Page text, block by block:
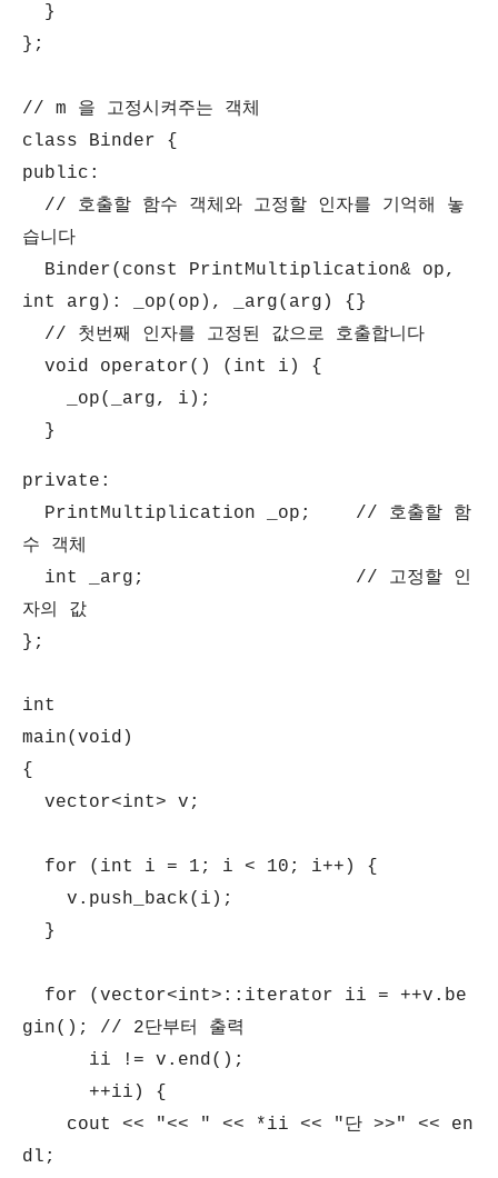
}
};
// m 을 고정시켜주는 객체
class Binder {
public:
// 호출할 함수 객체와 고정할 인자를 기억해 놓
습니다
Binder(const PrintMultiplication& op,
int arg): _op(op), _arg(arg) {}
// 첫번째 인자를 고정된 값으로 호출합니다
void operator() (int i) {
_op(_arg, i);
}
private:
PrintMultiplication _op; // 호출할 함
수 객체
int _arg; // 고정할 인
자의 값
};
int
main(void)
{
vector<int> v;
for (int i = 1; i < 10; i++) {
v.push_back(i);
}
for (vector<int>::iterator ii = ++v.be
gin(); // 2단부터 출력
ii != v.end();
++ii) {
cout << "<< " << *ii << "단 >>" << en
dl;